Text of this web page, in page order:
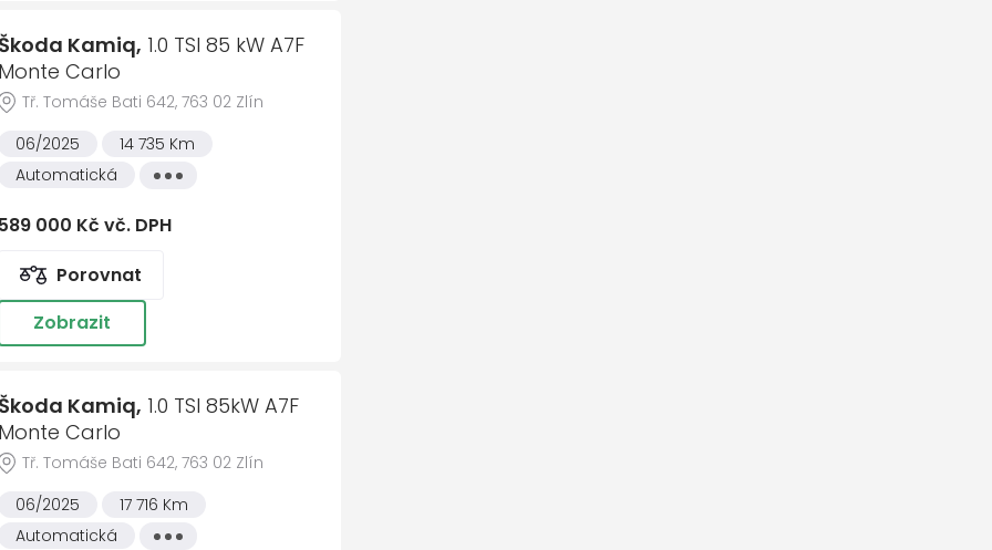
Škoda Kamiq, 1.0 TSI 85 kW A7F
Monte Carlo
Tř. Tomáše Bati 642, 763 02 Zlín
06/2025
14 735 Km
Automatická
Všechny
589 000 Kč vč. DPH
Porovnat
Zobrazit
Škoda Kamiq, 1.0 TSI 85kW A7F
Monte Carlo
Tř. Tomáše Bati 642, 763 02 Zlín
06/2025
17 716 Km
Automatická
Všechny
se zpracováním
zprávu